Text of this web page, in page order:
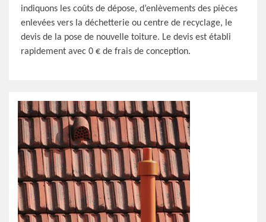
indiquons les coûts de dépose, d’enlèvements des pièces
enlevées vers la déchetterie ou centre de recyclage, le
devis de la pose de nouvelle toiture. Le devis est établi
rapidement avec 0 € de frais de conception.